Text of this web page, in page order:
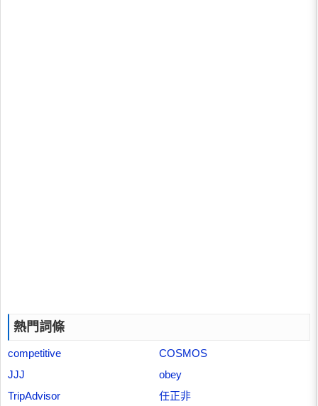
熱門詞條
competitive
COSMOS
JJJ
obey
TripAdvisor
任正非